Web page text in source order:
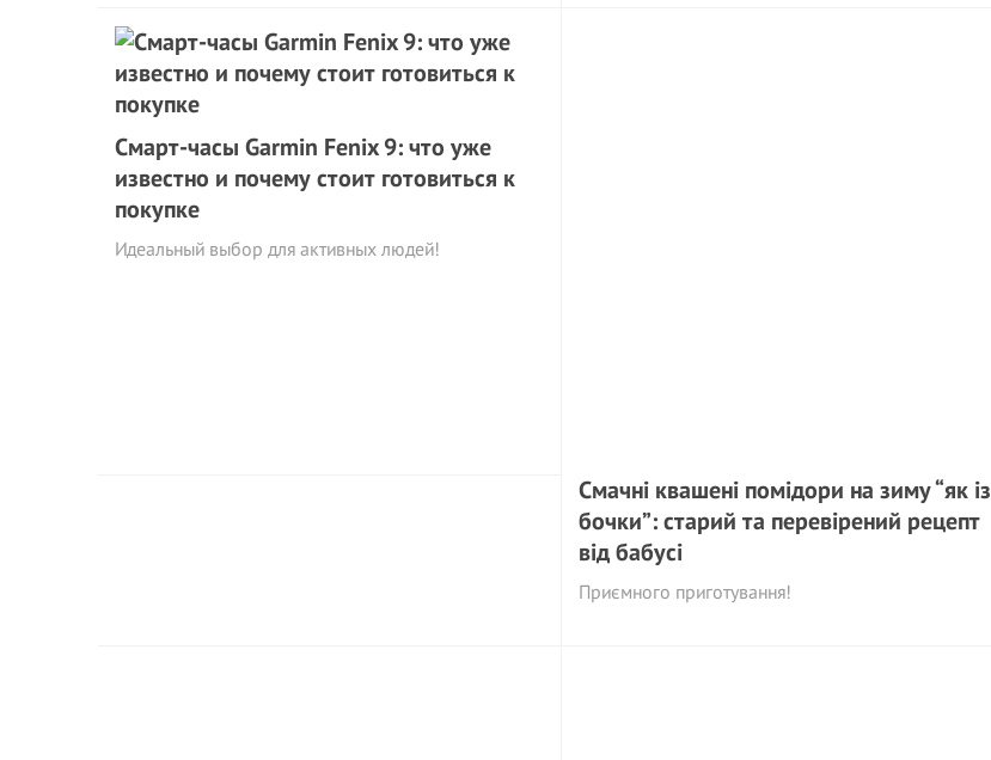
Смарт-часы Garmin Fenix 9: что уже
известно и почему стоит готовиться к
покупке
Идеальный выбор для активных людей!
Смачні квашені помідори на зиму “як із
бочки”: старий та перевірений рецепт
від бабусі
Приємного приготування!